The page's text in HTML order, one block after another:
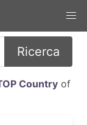
Ricerca
Countryof